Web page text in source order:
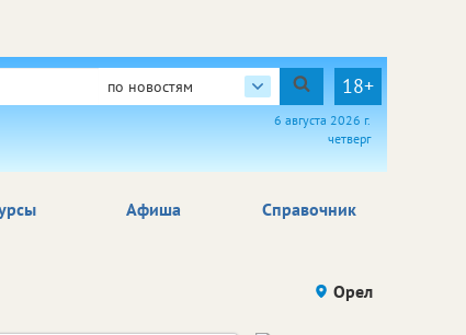
по новостям 18+
6 августа 2026 г.
четверг
Афиша Справочник
Орел